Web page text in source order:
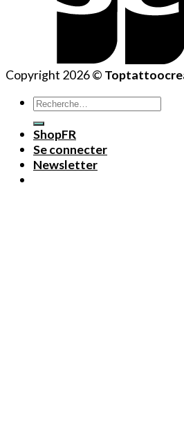
Copyright 2026 ©
Recherche
ShopFR
Se connecter
Newsletter